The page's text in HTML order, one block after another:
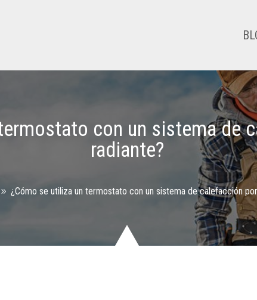
con un sistema de
radiante?
9 ¿Cómo se utiliza un termostato con un sistema de calefacción